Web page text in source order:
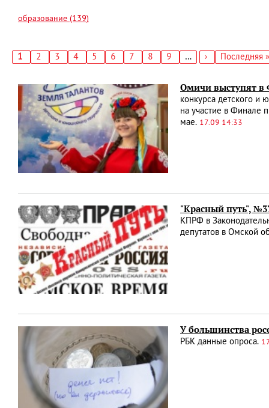
образование (139)
Текущая
1 Страница
2 Страница
3 Страница
4 Страница
5 Страница
6 Страница
7 Страница
8 Страница
9 …
Следующая
›
Последняя
Последняя »
Омичи выступят в
конкурса детского и
на участие в Финале
мае. 17.09 14:33
"Красный путь",
КПРФ в
депутатов в Омской
У большинства
РБК данные опроса.